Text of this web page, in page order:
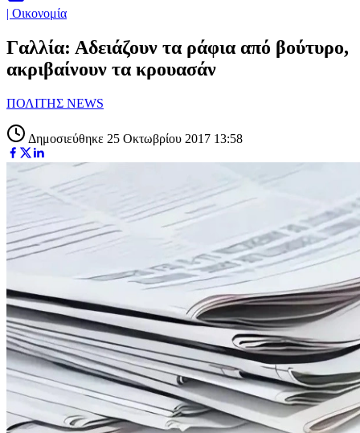
| Οικονομία
Γαλλία: Αδειάζουν τα ράφια από βούτυρο,
ακριβαίνουν τα κρουασάν
ΠΟΛΙΤΗΣ NEWS
Δημοσιεύθηκε 25 Οκτωβρίου 2017 13:58